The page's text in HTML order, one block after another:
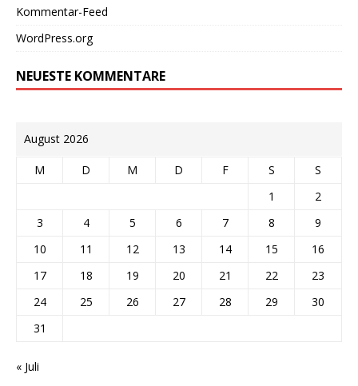
Kommentar-Feed
WordPress.org
NEUESTE KOMMENTARE
August 2026
M D M D F S
S
1
2
3
4 5 6 7 8
9
10
11 12 13 14 15
16
17
18 19 20 21 22
23
24
25 26 27 28 29
30
31
« Juli